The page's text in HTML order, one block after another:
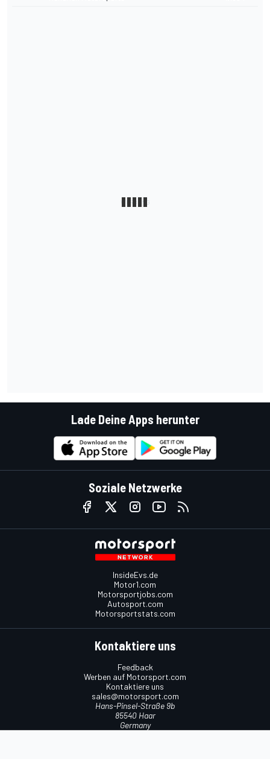
Lade Deine Apps herunter
Soziale Netzwerke
InsideEvs.de
Motor1.com
Motorsportjobs.com
Autosport.com
Motorsportstats.com
Kontaktiere uns
Feedback
Werben auf Motorsport.com
Kontaktiere uns
sales@motorsport.com
Hans-Pinsel-Straße 9b
85540 Haar
Germany